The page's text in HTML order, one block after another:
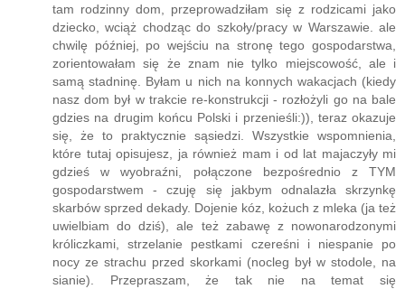
tam rodzinny dom, przeprowadziłam się z rodzicami jako
dziecko, wciąż chodząc do szkoły/pracy w Warszawie. ale
chwilę później, po wejściu na stronę tego gospodarstwa,
zorientowałam się że znam nie tylko miejscowość, ale i
samą stadninę. Byłam u nich na konnych wakacjach (kiedy
nasz dom był w trakcie re-konstrukcji - rozłożyli go na bale
gdzies na drugim końcu Polski i przenieśli:)), teraz okazuje
się, że to praktycznie sąsiedzi. Wszystkie wspomnienia,
które tutaj opisujesz, ja również mam i od lat majaczyły mi
gdzieś w wyobraźni, połączone bezpośrednio z TYM
gospodarstwem - czuję się jakbym odnalazła skrzynkę
skarbów sprzed dekady. Dojenie kóz, kożuch z mleka (ja też
uwielbiam do dziś), ale też zabawę z nowonarodzonymi
króliczkami, strzelanie pestkami czereśni i niespanie po
nocy ze strachu przed skorkami (nocleg był w stodole, na
sianie). Przepraszam, że tak nie na temat się